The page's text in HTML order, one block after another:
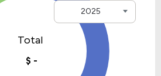
2025